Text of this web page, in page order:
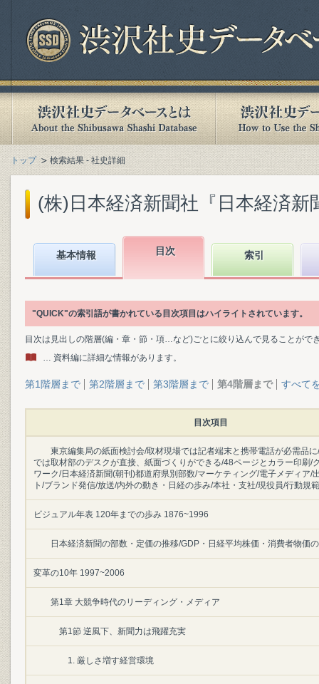
トップ 検索結果 - 社史詳細
(株)日本経済新聞社『日本経済新
基本情報 目次 索引
"QUICK"の索引語が書かれている目次項目はハイライトされています。
目次は見出しの階層(編・章・節・項…など)ごとに絞り込んで見ることがで
… 資料編に詳細な情報があります。
第1階層まで 第2階層まで 第3階層まで 第4階層まで すべて
目次項目
東京編集局の紙面検討会/取材現場では記者端末と携帯電話が必需品
では取材部のデスクが直接、紙面づくりができる/48ページとカラー印刷/
ワーク/日本経済新聞(朝刊)都道府県別部数/マーケティング/電子メディア/
ト/ブランド発信/放送/内外の動き・日経の歩み/本社・支社/現役員/行動規範
ビジュアル年表 120年までの歩み 1876~1996
日本経済新聞の部数・定価の推移/GDP・日経平均株価・消費者物価
変革の10年 1997~2006
第1章 大競争時代のリーディング・メディア
第1節 逆風下、新聞力は飛躍充実
1. 厳しさ増す経営環境